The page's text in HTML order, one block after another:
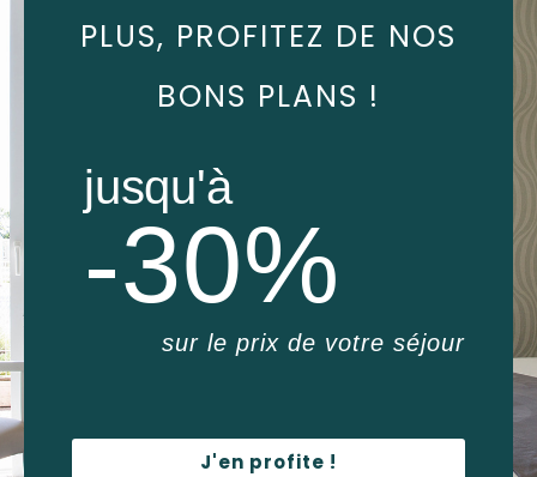
PLUS, PROFITEZ DE NOS
BONS PLANS !
jusqu'à
-30%
sur le prix de votre séjour
J'en profite !